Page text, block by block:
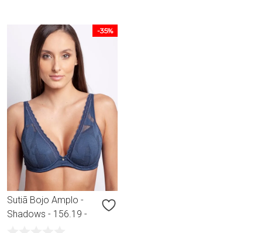
-35%
Sutiã Bojo Amplo -
Shadows - 156.19 -